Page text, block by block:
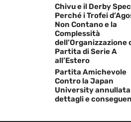
Chivu e il Derby
Perché i Trofei
Non Contano e la
Complessità
dell’Organizzazione
Partita di Serie A
all’Estero
Partita Amichevole
Contro la Japan
University
dettagli e